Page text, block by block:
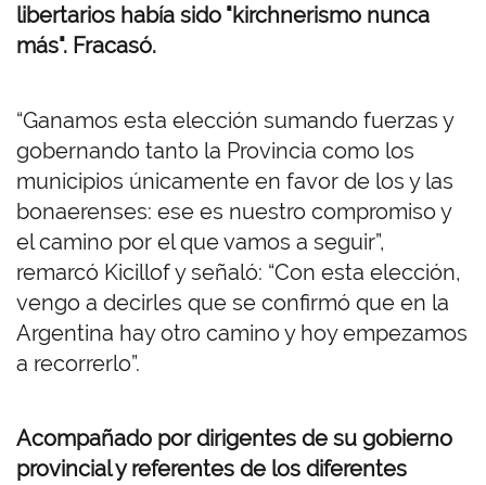
libertarios había sido "kirchnerismo nunca
más". Fracasó.
“Ganamos esta elección sumando fuerzas y
gobernando tanto la Provincia como los
municipios únicamente en favor de los y las
bonaerenses: ese es nuestro compromiso y
el camino por el que vamos a seguir”,
remarcó Kicillof y señaló: “Con esta elección,
vengo a decirles que se confirmó que en la
Argentina hay otro camino y hoy empezamos
a recorrerlo”.
Acompañado por dirigentes de su gobierno
provincial y referentes de los diferentes